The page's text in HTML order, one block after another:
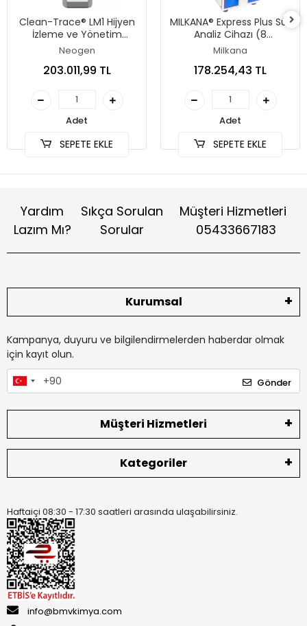
Clean-Trace® LM1 Hijyen
İzleme ve Yönetim
Sistemi (Lüminometre)
Neogen
203.011,99 TL
Adet
SEPETE EKLE
MILKANA® Express Plus Süt
Analiz Cihazı (8
Parametre / 45 Saniye)
Milkana
178.254,43 TL
Adet
SEPETE EKLE
Yardım
Lazım Mı?
Sıkça Sorulan
Sorular
Müşteri Hizmetleri
05433667183
Kurumsal
Kampanya, duyuru ve bilgilendirmelerden haberdar olmak
için kayıt olun.
Gönder
Müşteri Hizmetleri
Kategoriler
Haftaiçi 08:30 - 17:30 saatleri arasında ulaşabilirsiniz.
info@bmvkimya.com